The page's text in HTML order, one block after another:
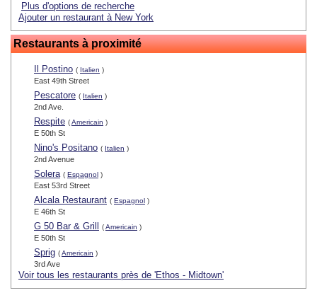
Plus d'options de recherche
Ajouter un restaurant à New York
Restaurants à proximité
Il Postino ( Italien )
East 49th Street
Pescatore ( Italien )
2nd Ave.
Respite (Americain )
E 50th St
Nino's Positano ( Italien )
2nd Avenue
Solera ( Espagnol )
East 53rd Street
Alcala Restaurant ( Espagnol )
E 46th St
G 50 Bar & Grill (Americain )
E 50th St
Sprig (Americain )
3rd Ave
Voir tous les restaurants près de 'Ethos - Midtown'